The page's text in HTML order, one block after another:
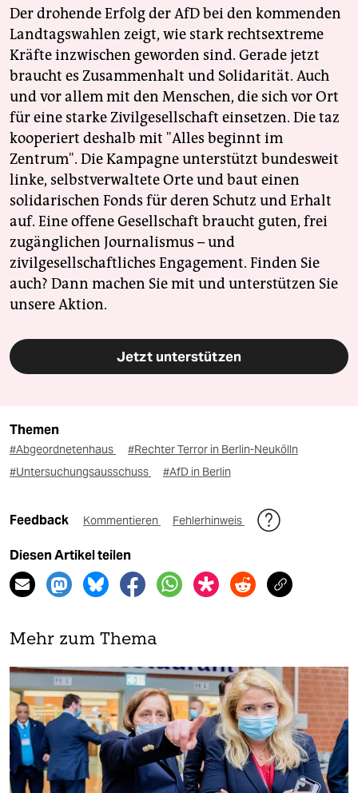
Der drohende Erfolg der AfD bei den kommenden
Landtagswahlen zeigt, wie stark rechtsextreme
Kräfte inzwischen geworden sind. Gerade jetzt
braucht es Zusammenhalt und Solidarität. Auch
und vor allem mit den Menschen, die sich vor Ort
für eine starke Zivilgesellschaft einsetzen. Die taz
kooperiert deshalb mit "Alles beginnt im
Zentrum". Die Kampagne unterstützt bundesweit
linke, selbstverwaltete Orte und baut einen
solidarischen Fonds für deren Schutz und Erhalt
auf. Eine offene Gesellschaft braucht guten, frei
zugänglichen Journalismus – und
zivilgesellschaftliches Engagement. Finden Sie
auch? Dann machen Sie mit und unterstützen Sie
unsere Aktion.
Jetzt unterstützen
Themen
#Abgeordnetenhaus
#Rechter Terror in Berlin-Neukölln
#Untersuchungsausschuss
#AfD in Berlin
Feedback Kommentieren Fehlerhinweis
Diesen Artikel teilen
Mehr zum Thema